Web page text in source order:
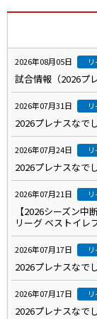
2026年08月05日
試合情報（2026プ
2026年07月31日
2026プレナスなで
2026年07月24日
2026プレナスなで
2026年07月21日
【2026シーズン
リーグ ベストイレ
2026年07月17日
2026プレナスなで
2026年07月17日
2026プレナスなで